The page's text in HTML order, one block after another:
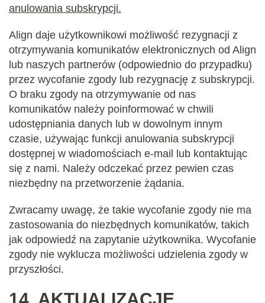
anulowania subskrypcji.
Align daje użytkownikowi możliwość rezygnacji z
otrzymywania komunikatów elektronicznych od Align
lub naszych partnerów (odpowiednio do przypadku)
przez wycofanie zgody lub rezygnację z subskrypcji.
O braku zgody na otrzymywanie od nas
komunikatów należy poinformować w chwili
udostępniania danych lub w dowolnym innym
czasie, używając funkcji anulowania subskrypcji
dostępnej w wiadomościach e-mail lub kontaktując
się z nami. Należy odczekać przez pewien czas
niezbędny na przetworzenie żądania.
Zwracamy uwagę, że takie wycofanie zgody nie ma
zastosowania do niezbędnych komunikatów, takich
jak odpowiedź na zapytanie użytkownika. Wycofanie
zgody nie wyklucza możliwości udzielenia zgody w
przyszłości.